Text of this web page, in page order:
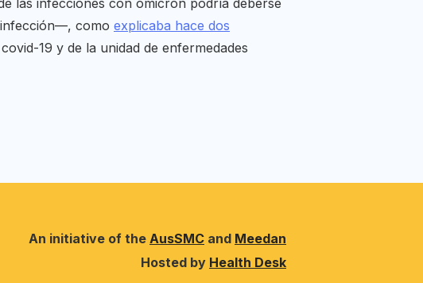
las infecciones con ómicron podría deberse
como explicaba hace dos
19 y de la unidad de enfermedades
An initiative of the AusSMC and Meedan
Hosted by Health Desk